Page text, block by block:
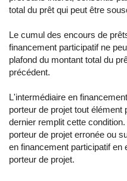
total du prêt qui peut être
Le cumul des encours de
financement participatif ne
plafond du montant total du
précédent.
L'intermédiaire en
porteur de projet tout
dernier remplit cette
porteur de projet erronée ou
en financement participatif en
porteur de projet.